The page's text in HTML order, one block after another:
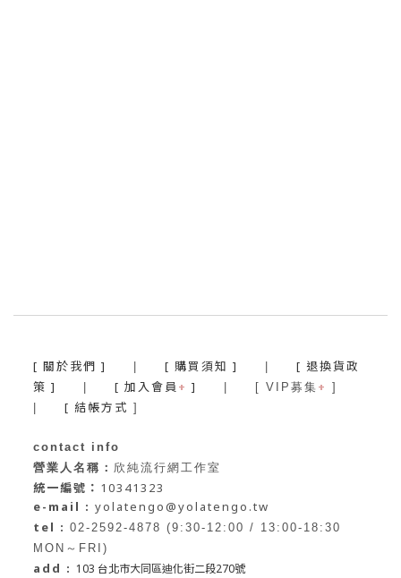
[ 關於我們 ] [ 購買須知 ]
[ 退換貨政
策 ]
[ 加入會員 + ] | [ VIP募集 + ]
[ 結帳方式 ]
contact info
營業人名稱： 欣純流行網工作室
統一編號： 10341323
e-mail : yolatengo@yolatengo.tw
tel : 02-2592-4878 (9:30-12:00 / 13:00-18:30
MON～FRI)
add : 103 台北市大同區迪化街二段270號